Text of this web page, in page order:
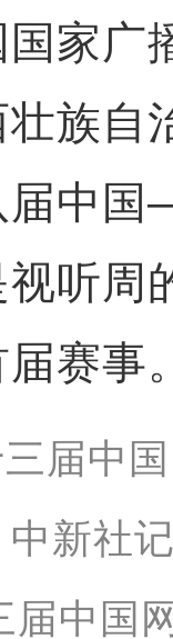
广
族自
届中
听周
赛事
届中国